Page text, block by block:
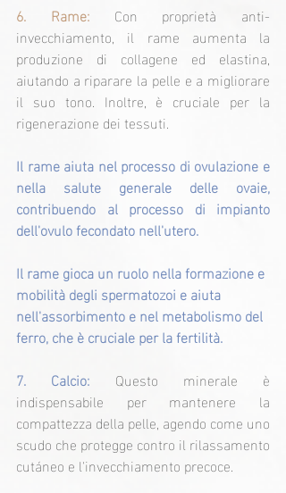
6. Rame:
Con proprietà anti-
invecchiamento, il rame aumenta la
produzione di collagene ed elastina,
aiutando a riparare la pelle e a migliorare
il suo tono. Inoltre, è cruciale per la
rigenerazione dei tessuti.
Il rame aiuta nel processo di ovulazione e
nella salute generale delle ovaie,
contribuendo al processo di impianto
dell'ovulo fecondato nell'utero.
Il rame gioca un ruolo nella formazione e
mobilità degli spermatozoi e aiuta
nell'assorbimento e nel metabolismo del
ferro, che è cruciale per la fertilità.
7. Calcio: Questo minerale è
indispensabile per mantenere la
compattezza della pelle, agendo come uno
scudo che protegge contro il rilassamento
cutáneo e l'invecchiamento precoce.